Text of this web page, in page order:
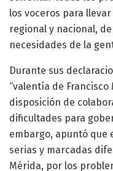
los voceros para
regional y nacional,
necesidades de la
Durante sus
“valentía de
disposición de
dificultades para
embargo, apuntó que
serias y marcadas
Mérida, por los